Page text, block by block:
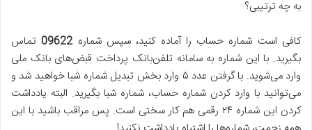
به چه ترتیبی؟
کافی است شماره حساب را آماده کنید، سپس شماره09622تماس
بگیرید. با این شماره به سامانه تلفن‌بانک پرداخت قبض‌های بانک ملی
وارد می‌شوید. با گرفتن عدد ۵ وارد بخش تبدیل شماره شبا خواهید شد و
می‌توانید با وارد کردن شماره حساب، شماره شبا بگیرید. البته یادداشت
کردن این شماره ۲۴ رقمی هم کار سختی است. پس مراقب باشید با این